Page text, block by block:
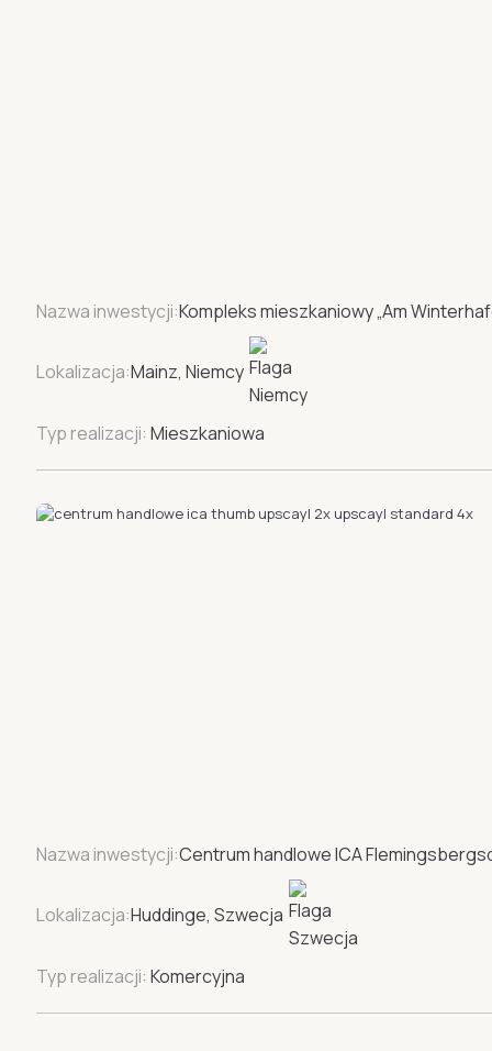
Nazwa inwestycji:Kompleks mieszkaniowy „Am
Lokalizacja:Mainz, Niemcy
Typ realizacji: Mieszkaniowa
Nazwa inwestycji:Centrum handlowe ICA
Lokalizacja:Huddinge, Szwecja
Typ realizacji: Komercyjna